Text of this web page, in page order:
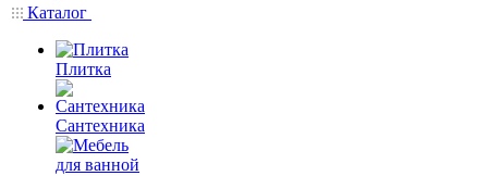
Каталог
Плитка
Сантехника